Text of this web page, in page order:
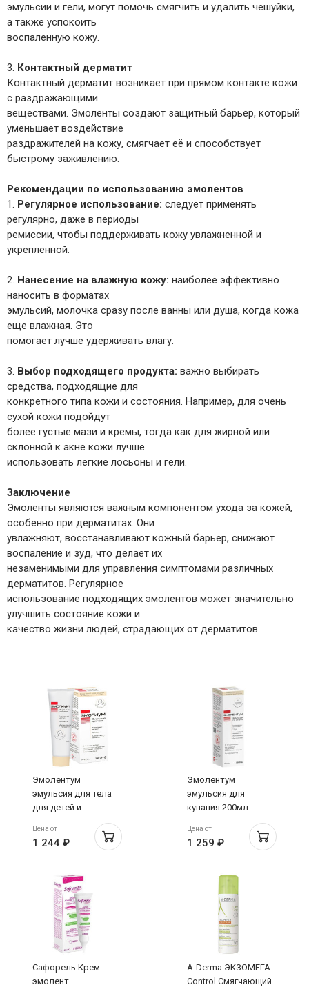
эмульсии и гели, могут помочь смягчить и удалить чешуйки,
а также успокоить
воспаленную кожу.
3. Контактный дерматит
Контактный дерматит возникает при прямом контакте кожи
с раздражающими
веществами. Эмоленты создают защитный барьер, который
уменьшает воздействие
раздражителей на кожу, смягчает её и способствует
быстрому заживлению.
Рекомендации по использованию эмолентов
1. Регулярное использование: следует применять
регулярно, даже в периоды
ремиссии, чтобы поддерживать кожу увлажненной и
укрепленной.
2. Нанесение на влажную кожу: наиболее эффективно
наносить в форматах
эмульсий, молочка сразу после ванны или душа, когда кожа
еще влажная. Это
помогает лучше удерживать влагу.
3. Выбор подходящего продукта: важно выбирать
средства, подходящие для
конкретного типа кожи и состояния. Например, для очень
сухой кожи подойдут
более густые мази и кремы, тогда как для жирной или
склонной к акне кожи лучше
использовать легкие лосьоны и гели.
Заключение
Эмоленты являются важным компонентом ухода за кожей,
особенно при дерматитах. Они
увлажняют, восстанавливают кожный барьер, снижают
воспаление и зуд, что делает их
незаменимыми для управления симптомами различных
дерматитов. Регулярное
использование подходящих эмолентов может значительно
улучшить состояние кожи и
качество жизни людей, страдающих от дерматитов.
Эмолентум
эмульсия для тела
для детей и
Цена от
1 244 ₽
Эмолентум
эмульсия для
купания 200мл
Цена от
1 259 ₽
Сафорель Крем-
эмолент
A-Derma ЭКЗОМЕГА
Control Смягчающий